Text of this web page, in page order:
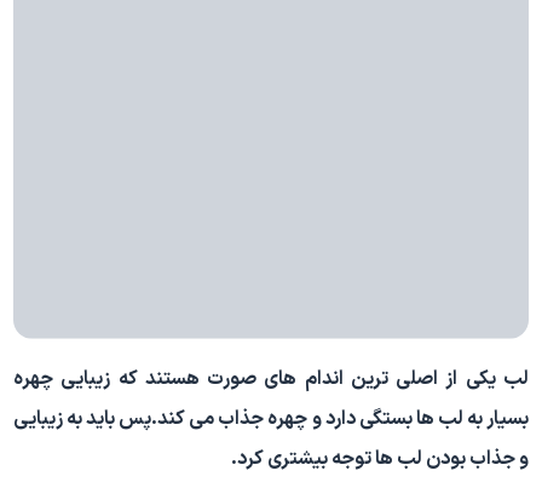
لب یکی از اصلی ترین اندام های صورت هستند که زیبایی چهره
بسیار به لب ها بستگی دارد و چهره جذاب می کند.پس باید به زیبایی
و جذاب بودن لب ها توجه بیشتری کرد.